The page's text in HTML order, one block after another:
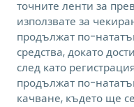
точните ленти за
използвате за
продължат по-
средства, докато
след като
продължат по-
качване, където ще